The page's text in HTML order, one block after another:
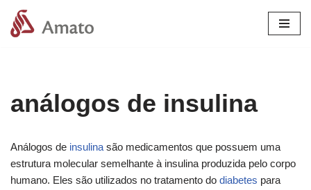
Pular
análogos de insulina
Análogos de insulina são medicamentos que possuem uma
estrutura molecular semelhante à insulina produzida pelo corpo
humano. Eles são utilizados no tratamento do diabetes para